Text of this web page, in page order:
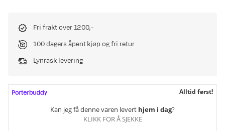
Fri frakt over 1200,-
100 dagers åpent kjøp og fri retur
Lynrask levering
Alltid først!
Kan jeg få denne varen levert hjem i dag?
KLIKK FOR Å SJEKKE